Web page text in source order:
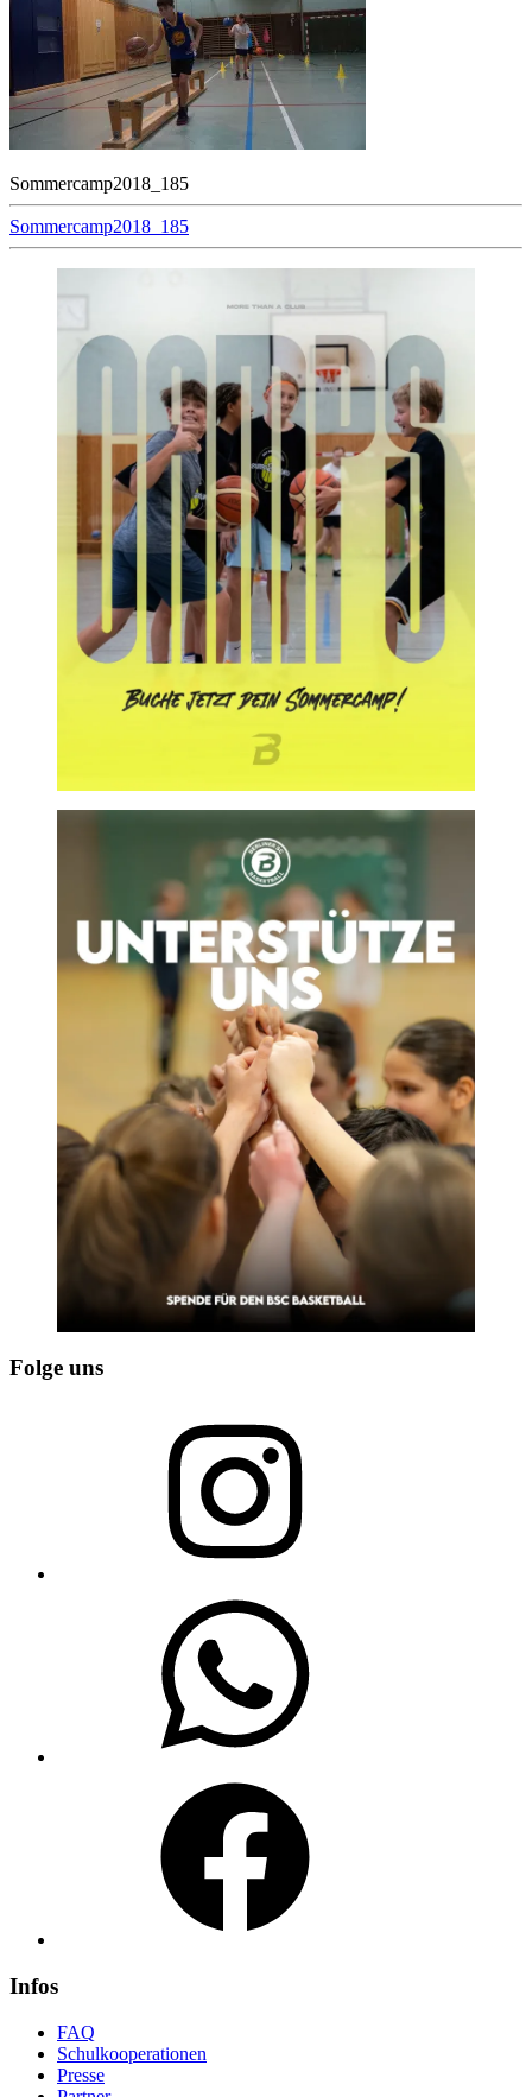
Sommercamp2018_185
Beitragsnavigation
Sommercamp2018_185
Folge uns
Infos
FAQ
Schulkooperationen
Presse